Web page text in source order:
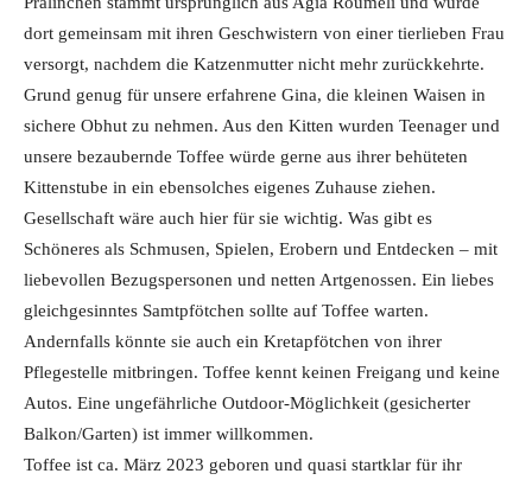
dort gemeinsam mit ihren Geschwistern von einer tierlieben Frau
versorgt, nachdem die Katzenmutter nicht mehr zurückkehrte.
Grund genug für unsere erfahrene Gina, die kleinen Waisen in
sichere Obhut zu nehmen. Aus den Kitten wurden Teenager und
unsere bezaubernde Toffee würde gerne aus ihrer behüteten
Kittenstube in ein ebensolches eigenes Zuhause ziehen.
Gesellschaft wäre auch hier für sie wichtig. Was gibt es
Schöneres als Schmusen, Spielen, Erobern und Entdecken – mit
liebevollen Bezugspersonen und netten Artgenossen. Ein liebes
gleichgesinntes Samtpfötchen sollte auf Toffee warten.
Andernfalls könnte sie auch ein Kretapfötchen von ihrer
Pflegestelle mitbringen. Toffee kennt keinen Freigang und keine
Autos. Eine ungefährliche Outdoor-Möglichkeit (gesicherter
Balkon/Garten) ist immer willkommen.
Toffee ist ca. März 2023 geboren und quasi startklar für ihr